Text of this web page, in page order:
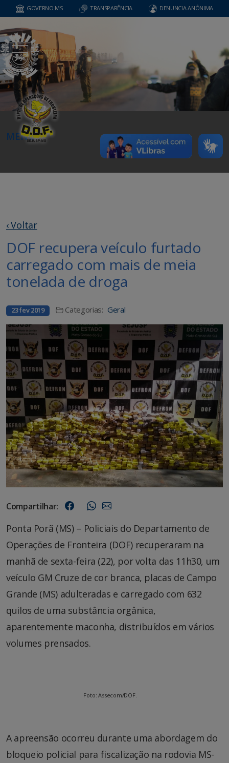
GOVERNO MS TRANSPARÊNCIA DENUNCIA ANÔNIMA
MENU
‹ Voltar
DOF recupera veículo furtado
carregado com mais de meia
tonelada de droga
23 fev 2019 Categorias: Geral
Compartilhar:
Ponta Porã (MS) – Policiais do Departamento de
Operações de Fronteira (DOF) recuperaram na
manhã de sexta-feira (22), por volta das 11h30, um
veículo GM Cruze de cor branca, placas de Campo
Grande (MS) adulteradas e carregado com 632
quilos de uma substância orgânica,
aparentemente maconha, distribuídos em vários
volumes prensados.
Foto: Assecom/DOF.
A apreensão ocorreu durante uma abordagem do
bloqueio policial para fiscalização na rodovia MS-